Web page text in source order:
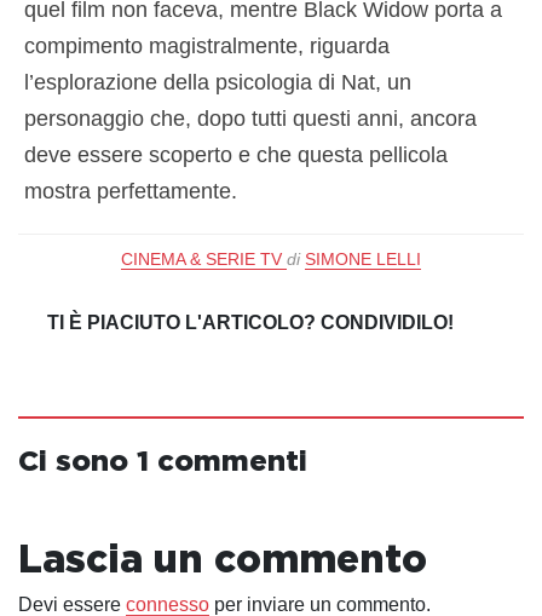
quel film non faceva, mentre Black Widow porta a
compimento magistralmente, riguarda
l’esplorazione della psicologia di Nat, un
personaggio che, dopo tutti questi anni, ancora
deve essere scoperto e che questa pellicola
mostra perfettamente.
CINEMA & SERIE TV di SIMONE LELLI
TI È PIACIUTO L'ARTICOLO? CONDIVIDILO!
Ci sono 1 commenti
Lascia un commento
Devi essere connesso per inviare un commento.